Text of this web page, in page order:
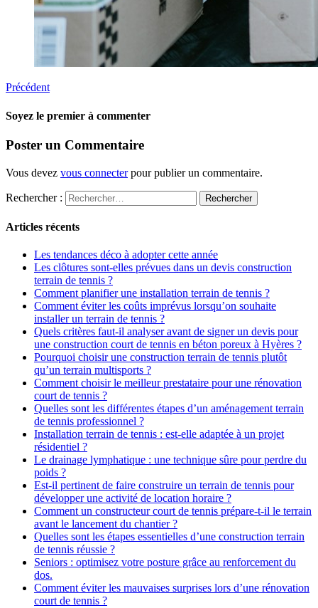
Précédent
Soyez le premier à commenter
Poster un Commentaire
Vous devez vous connecterpour publier un commentaire.
Rechercher :
Articles récents
Les tendances déco à adopter cette année
Les clôtures sont-elles prévues dans un devis construction
terrain de tennis ?
Comment planifier une installation terrain de tennis ?
Comment éviter les coûts imprévus lorsqu’on souhaite
installer un terrain de tennis ?
Quels critères faut-il analyser avant de signer un devis pour
une construction court de tennis en béton poreux à Hyères ?
Pourquoi choisir une construction terrain de tennis plutôt
qu’un terrain multisports ?
Comment choisir le meilleur prestataire pour une rénovation
court de tennis ?
Quelles sont les différentes étapes d’un aménagement terrain
de tennis professionnel ?
Installation terrain de tennis : est-elle adaptée à un projet
résidentiel ?
Le drainage lymphatique : une technique sûre pour perdre du
poids ?
Est-il pertinent de faire construire un terrain de tennis pour
développer une activité de location horaire ?
Comment un constructeur court de tennis prépare-t-il le terrain
avant le lancement du chantier ?
Quelles sont les étapes essentielles d’une construction terrain
de tennis réussie ?
Seniors : optimisez votre posture grâce au renforcement du
dos.
Comment éviter les mauvaises surprises lors d’une rénovation
court de tennis ?